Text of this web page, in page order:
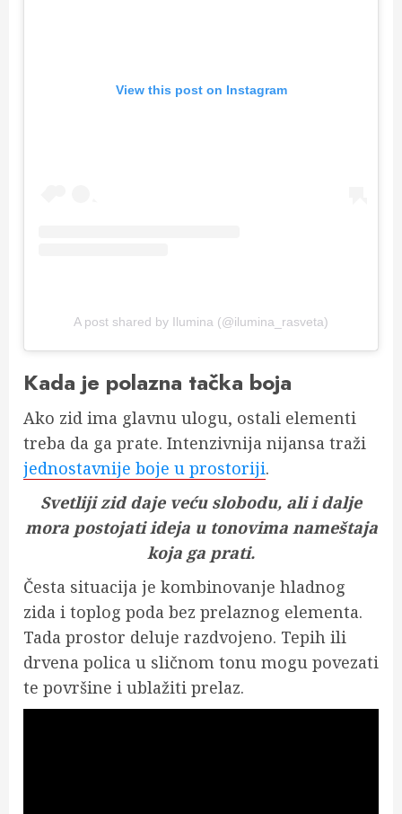
View this post on Instagram
A post shared by Ilumina (@ilumina_rasveta)
Kada je polazna tačka boja
Ako zid ima glavnu ulogu, ostali elementi
treba da ga prate. Intenzivnija nijansa traži
jednostavnije boje u prostoriji.
Svetliji zid daje veću slobodu, ali i dalje
mora postojati ideja u tonovima nameštaja
koja ga prati.
Česta situacija je kombinovanje hladnog
zida i toplog poda bez prelaznog elementa.
Tada prostor deluje razdvojeno. Tepih ili
drvena polica u sličnom tonu mogu povezati
te površine i ublažiti prelaz.